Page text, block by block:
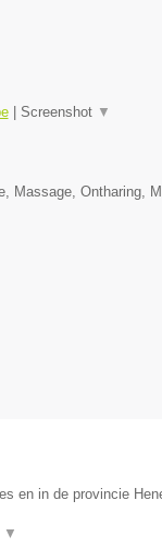
| Screenshot ▼
Massage, Ontharing,
en in de provincie
▼